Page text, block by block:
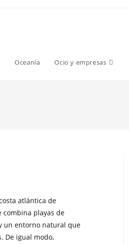
Oceanía Ocio y empresas
atlántica de
playas de
un entorno natural que
De igual modo,